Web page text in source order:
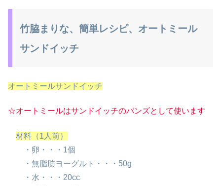
竹脇まりな、簡単レシピ、オートミール
サンドイッチ
オートミールサンドイッチ
☆オートミールはサンドイッチのバンズとして使います
材料（1人前）
・卵・・・1個
・無脂肪ヨーグルト・・・50g
・水・・・20cc